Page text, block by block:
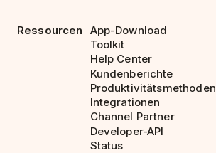
Ressourcen
App-Download
Toolkit
Help Center
Kundenberichte
Produktivitätsmethoden
Integrationen
Channel Partner
Developer-API
Status